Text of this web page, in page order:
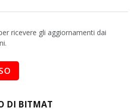
ricevere gli aggiornamenti dai
DI BITMAT